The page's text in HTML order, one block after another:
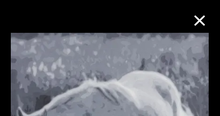
M+藏品
進一步篩選 搜索